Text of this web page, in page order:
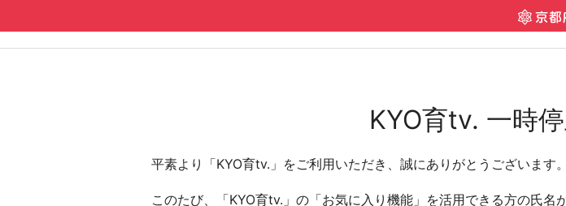
ナビゲーションへ
ホームへ
KYO育tv. 一時
平素より「KYO育tv.」をご利用いただき、誠にありがとうございます。
このたび、「KYO育tv.」の「お気に入り機能」を活用できる方の氏名